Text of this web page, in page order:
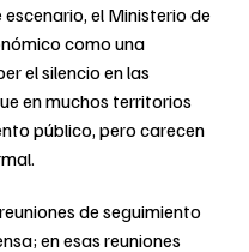
el Ministerio de
como una
el silencio en las
en muchos territorios
público, pero carecen
de seguimiento
en esas reuniones